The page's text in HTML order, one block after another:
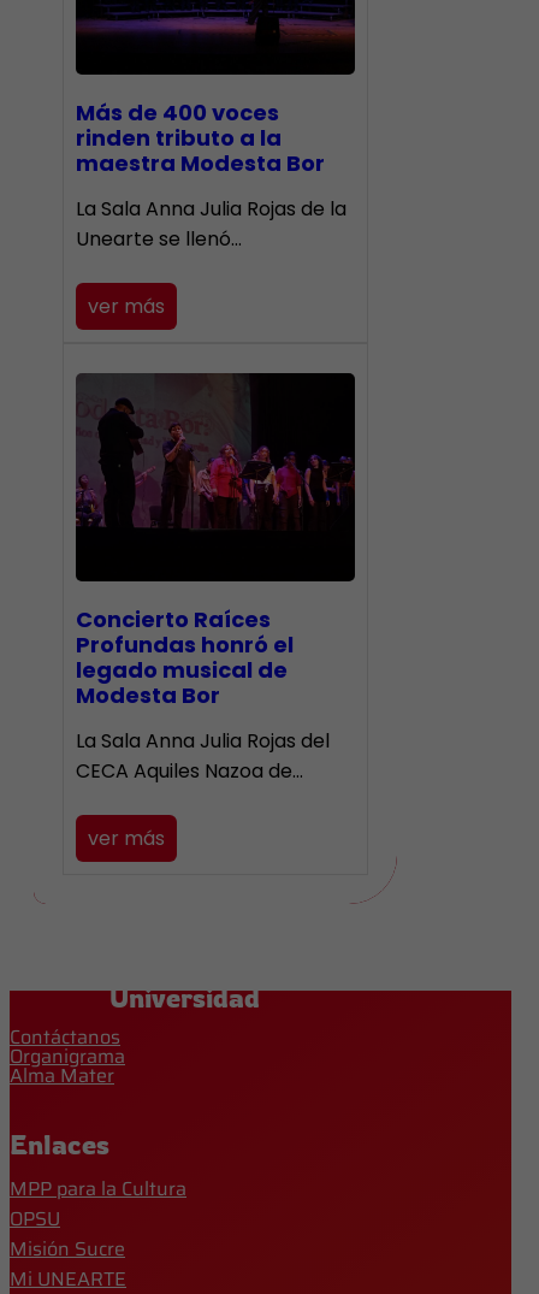
Más de 400 voces
rinden tributo a la
maestra Modesta Bor
​La Sala Anna Julia Rojas de la
Unearte se llenó…
ver más
​Concierto Raíces
Profundas honró el
legado musical de
Modesta Bor
La Sala Anna Julia Rojas del
CECA Aquiles Nazoa de…
ver más
Universidad
Contáctanos
Organigrama
Alma Mater
Enlaces
MPP para la Cultura
OPSU
Misión Sucre
Mi UNEARTE